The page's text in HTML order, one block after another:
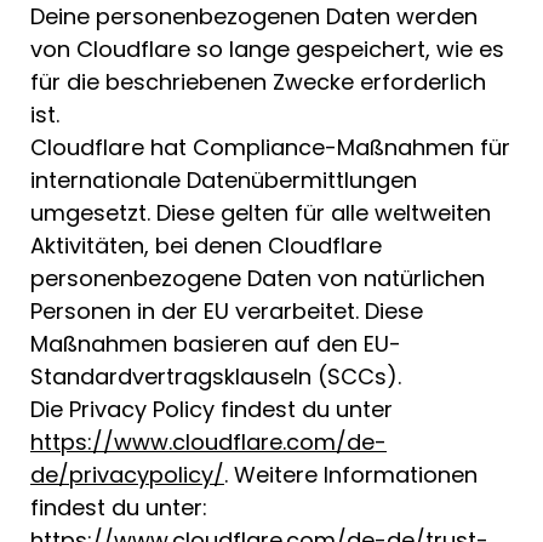
Deine personenbezogenen Daten werden
von Cloudflare so lange gespeichert, wie es
für die beschriebenen Zwecke erforderlich
ist.
Cloudflare hat Compliance-Maßnahmen für
internationale Datenübermittlungen
umgesetzt. Diese gelten für alle weltweiten
Aktivitäten, bei denen Cloudflare
personenbezogene Daten von natürlichen
Personen in der EU verarbeitet. Diese
Maßnahmen basieren auf den EU-
Standardvertragsklauseln (SCCs).
Die Privacy Policy findest du unter
https://www.cloudflare.com/de-
de/privacypolicy/. Weitere Informationen
findest du unter: